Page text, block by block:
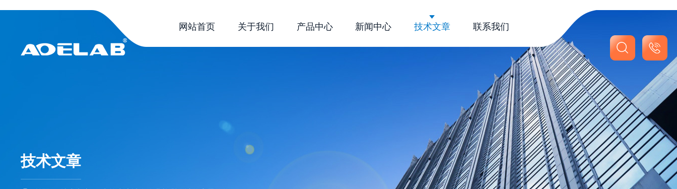
网站首页 关于我们 产品中心 新闻中心 技术文章 联系我们
在线留言
技术文章